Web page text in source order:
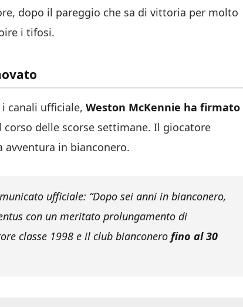
dopo il pareggio che sa di vittoria per molto
i tifosi.
canali ufficiale, Weston McKennie ha firmato
delle scorse settimane. Il giocatore
avventura in bianconero.
ufficiale: “Dopo sei anni in bianconero,
con un meritato prolungamento di
classe 1998 e il club bianconero fino al 30